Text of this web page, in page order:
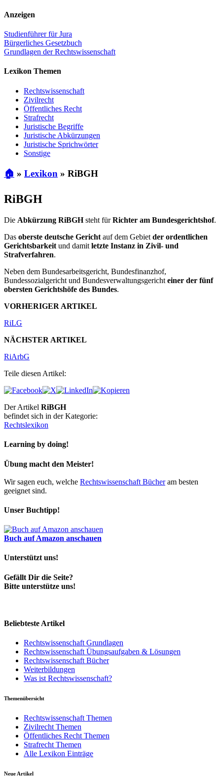
Anzeigen
Studienführer für Jura
Bürgerliches Gesetzbuch
Grundlagen der Rechtswissenschaft
Lexikon Themen
Rechtswissenschaft
Zivilrecht
Öffentliches Recht
Strafrecht
Juristische Begriffe
Juristische Abkürzungen
Juristische Sprichwörter
Sonstige
🏠 » Lexikon » RiBGH
RiBGH
Die Abkürzung RiBGHsteht fürRichter am Bundesgerichtshof.
Das oberste deutsche Gericht auf dem Gebiet der ordentlichen
Gerichtsbarkeit und damit letzte Instanz in Zivil- und
Strafverfahren.
Neben dem Bundesarbeitsgericht, Bundesfinanzhof,
Bundessozialgericht und Bundesverwaltungsgericht einer der fünf
obersten Gerichtshöfe des Bundes.
VORHERIGER ARTIKEL
RiLG
NÄCHSTER ARTIKEL
RiArbG
Teile diesen Artikel:
Der Artikel RiBGH
befindet sich in der Kategorie:
Rechtslexikon
Learning by doing!
Übung macht den Meister!
Wir sagen euch, welche Rechtswissenschaft Bücheram besten
geeignet sind.
Unser Buchtipp!
Buch auf Amazon anschauen
Unterstützt uns!
Gefällt Dir die Seite?
Bitte unterstütze uns!
Beliebteste Artikel
Rechtswissenschaft Grundlagen
Rechtswissenschaft Übungsaufgaben & Lösungen
Rechtswissenschaft Bücher
Weiterbildungen
Was ist Rechtswissenschaft?
Themenübersicht
Rechtswissenschaft Themen
Zivilrecht Themen
Öffentliches Recht Themen
Strafrecht Themen
Alle Lexikon Einträge
Neue Artikel